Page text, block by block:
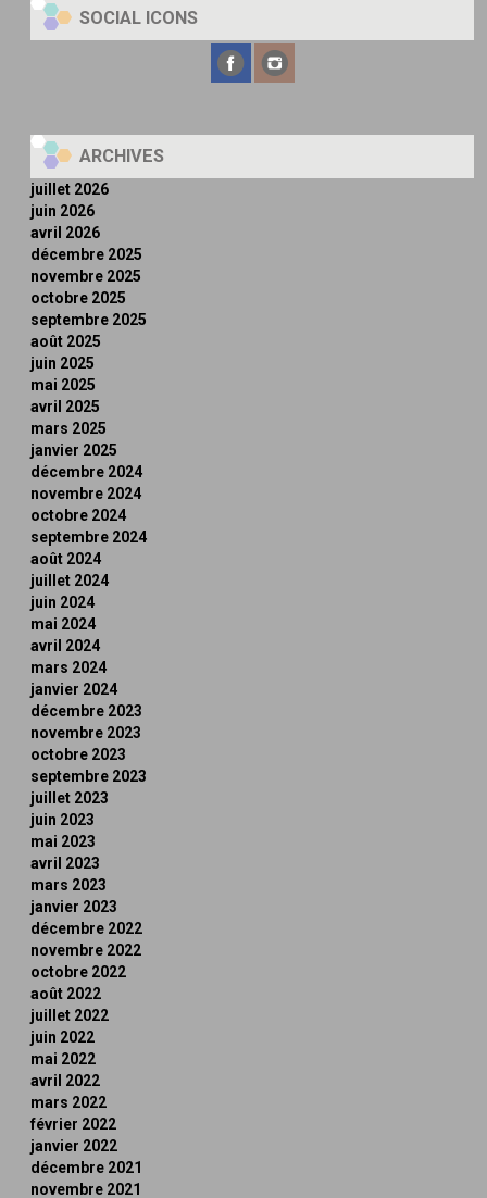
SOCIAL ICONS
ARCHIVES
juillet 2026
juin 2026
avril 2026
décembre 2025
novembre 2025
octobre 2025
septembre 2025
août 2025
juin 2025
mai 2025
avril 2025
mars 2025
janvier 2025
décembre 2024
novembre 2024
octobre 2024
septembre 2024
août 2024
juillet 2024
juin 2024
mai 2024
avril 2024
mars 2024
janvier 2024
décembre 2023
novembre 2023
octobre 2023
septembre 2023
juillet 2023
juin 2023
mai 2023
avril 2023
mars 2023
janvier 2023
décembre 2022
novembre 2022
octobre 2022
août 2022
juillet 2022
juin 2022
mai 2022
avril 2022
mars 2022
février 2022
janvier 2022
décembre 2021
novembre 2021